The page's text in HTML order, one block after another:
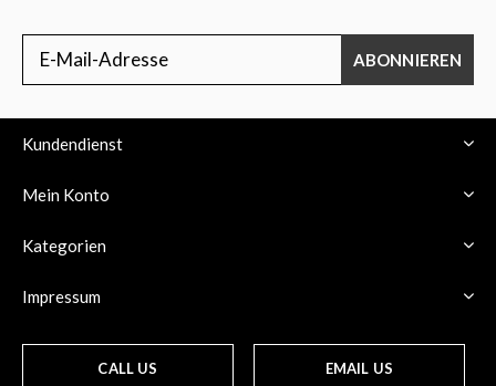
ABONNIEREN
Kundendienst
Mein Konto
Kategorien
Impressum
CALL US EMAIL US